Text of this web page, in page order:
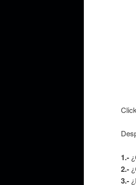
1.-
2.-
3.-